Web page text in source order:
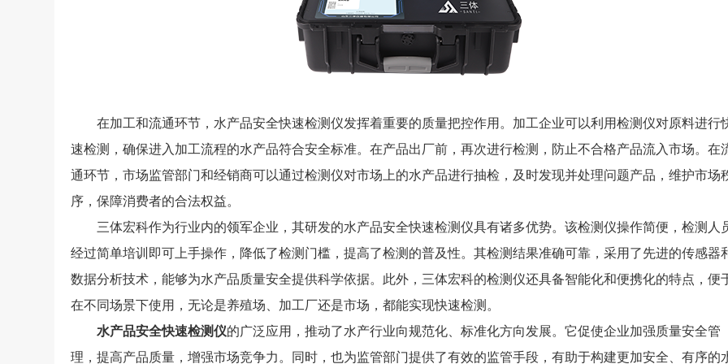
在加工和流通环节，水产品安全快速检测仪发挥着重要的质量把控作用。加工企业可以利用检测仪对原料进行
速检测，确保进入加工流程的水产品符合安全标准。在产品出厂前，再次进行检测，防止不合格产品流入市场。在
通环节，市场监管部门和经销商可以通过检测仪对市场上的水产品进行抽检，及时发现并处理问题产品，维护市场
序，保障消费者的合法权益。
三体宏科作为行业内的领军企业，其研发的水产品安全快速检测仪具有诸多优势。该检测仪操作简便，检测人
经过简单培训即可上手操作，降低了检测门槛，提高了检测的普及性。其检测结果准确可靠，采用了先进的传感器
数据分析技术，能够为水产品质量安全提供科学依据。此外，三体宏科的检测仪还具备智能化和便携化的特点，便
在不同场景下使用，无论是养殖场、加工厂还是市场，都能实现快速检测。
水产品安全快速检测仪的广泛应用，推动了水产行业向规范化、标准化方向发展。它促使企业加强质量安全管
理，提高产品质量，增强市场竞争力。同时，也为监管部门提供了有效的监管手段，有助于构建更加安全、有序的